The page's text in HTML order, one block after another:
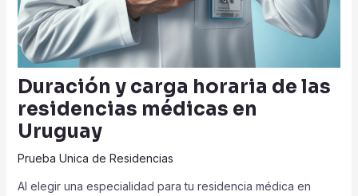
Duración y carga horaria de las
residencias médicas en
Uruguay
Prueba Unica de Residencias
Al elegir una especialidad para tu residencia médica en